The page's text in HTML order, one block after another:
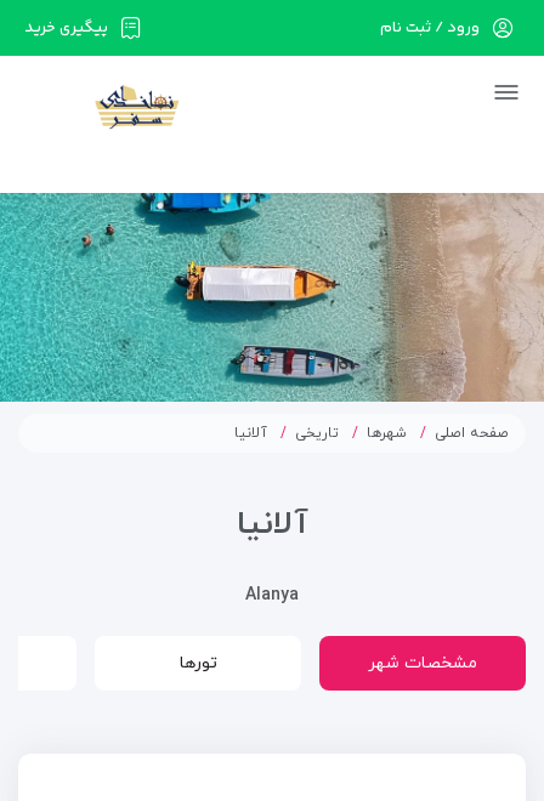
در حال حاضر ارتباط با سرور قطع می باشد لطفا
پیگیری خرید ورود / ثبت نام
صفحه اصلی شهرها تاریخی آلانیا
آلانیا
Alanya
مشخصات شهر تورها